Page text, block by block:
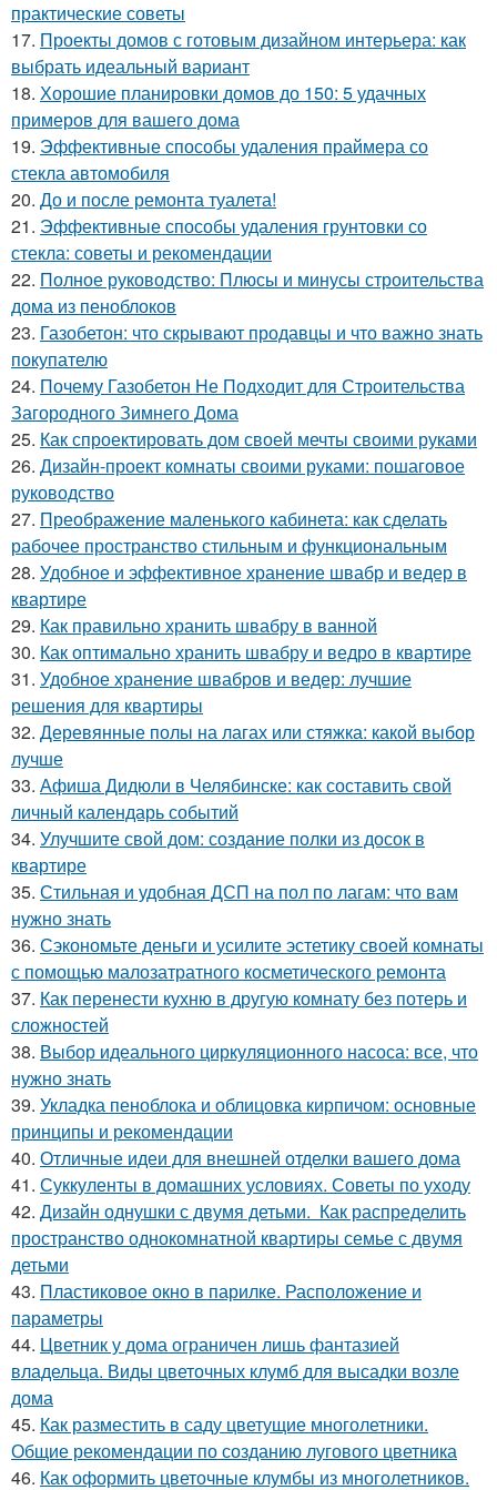
практические советы
17. Проекты домов с готовым дизайном интерьера: как
выбрать идеальный вариант
18. Хорошие планировки домов до 150: 5 удачных
примеров для вашего дома
19. Эффективные способы удаления праймера со
стекла автомобиля
20. До и после ремонта туалета!
21. Эффективные способы удаления грунтовки со
стекла: советы и рекомендации
22. Полное руководство: Плюсы и минусы строительства
дома из пеноблоков
23. Газобетон: что скрывают продавцы и что важно знать
покупателю
24. Почему Газобетон Не Подходит для Строительства
Загородного Зимнего Дома
25. Как спроектировать дом своей мечты своими руками
26. Дизайн-проект комнаты своими руками: пошаговое
руководство
27. Преображение маленького кабинета: как сделать
рабочее пространство стильным и функциональным
28. Удобное и эффективное хранение швабр и ведер в
квартире
29. Как правильно хранить швабру в ванной
30. Как оптимально хранить швабру и ведро в квартире
31. Удобное хранение швабров и ведер: лучшие
решения для квартиры
32. Деревянные полы на лагах или стяжка: какой выбор
лучше
33. Афиша Дидюли в Челябинске: как составить свой
личный календарь событий
34. Улучшите свой дом: создание полки из досок в
квартире
35. Стильная и удобная ДСП на пол по лагам: что вам
нужно знать
36. Сэкономьте деньги и усилите эстетику своей комнаты
с помощью малозатратного косметического ремонта
37. Как перенести кухню в другую комнату без потерь и
сложностей
38. Выбор идеального циркуляционного насоса: все, что
нужно знать
39. Укладка пеноблока и облицовка кирпичом: основные
принципы и рекомендации
40. Отличные идеи для внешней отделки вашего дома
41. Суккуленты в домашних условиях. Советы по уходу
42. Дизайн однушки с двумя детьми. Как распределить
пространство однокомнатной квартиры семье с двумя
детьми
43. Пластиковое окно в парилке. Расположение и
параметры
44. Цветник у дома ограничен лишь фантазией
владельца. Виды цветочных клумб для высадки возле
дома
45. Как разместить в саду цветущие многолетники.
Общие рекомендации по созданию лугового цветника
46. Как оформить цветочные клумбы из многолетников.